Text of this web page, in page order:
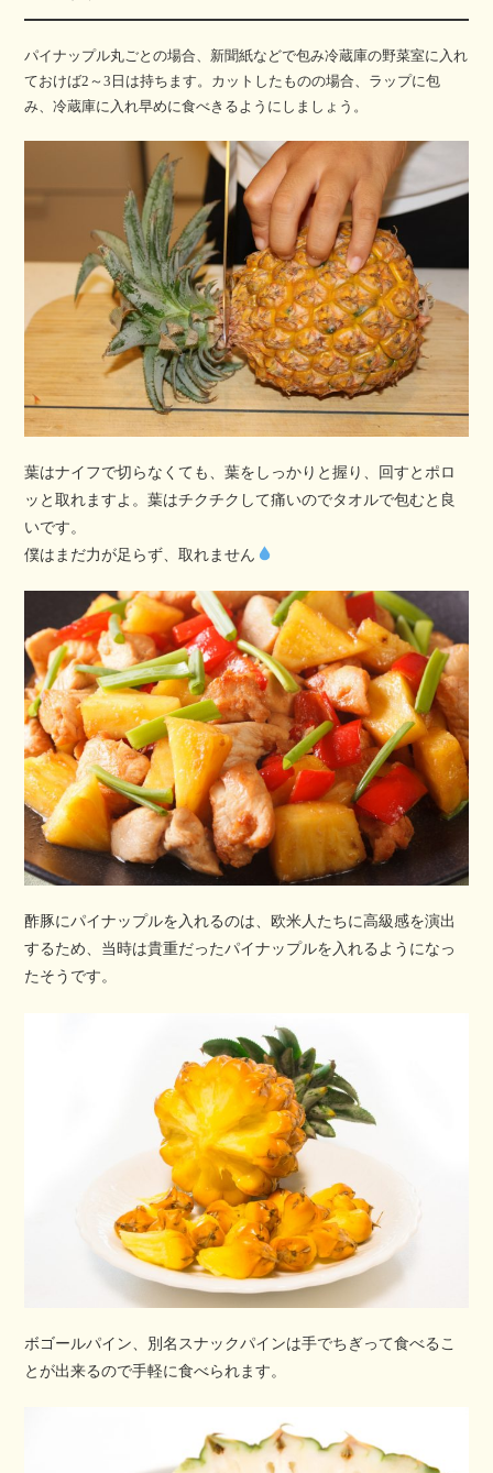
パイナップル丸ごとの場合、新聞紙などで包み冷蔵庫の野菜室に入れ
ておけば2～3日は持ちます。カットしたものの場合、ラップに包
み、冷蔵庫に入れ早めに食べきるようにしましょう。
葉はナイフで切らなくても、葉をしっかりと握り、回すとポロ
ッと取れますよ。葉はチクチクして痛いのでタオルで包むと良
いです。
僕はまだ力が足らず、取れません
酢豚にパイナップルを入れるのは、欧米人たちに高級感を演出
するため、当時は貴重だったパイナップルを入れるようになっ
たそうです。
ボゴールパイン、別名スナックパインは手でちぎって食べるこ
とが出来るので手軽に食べられます。